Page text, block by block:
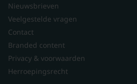
Nieuwsbrieven
Veelgestelde vragen
Contact
Branded content
Privacy & voorwaarden
Herroepingsrecht